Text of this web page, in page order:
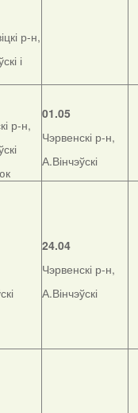
р-н,
і
р-н,
01.05
Чэрвенскі р-н,
А.Вінчэўскі
24.04
Чэрвенскі р-н,
А.Вінчэўскі